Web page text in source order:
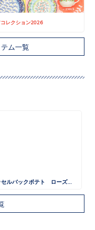
レクション2026
ム一覧
ハッセルバックポテト ローズマリー風味